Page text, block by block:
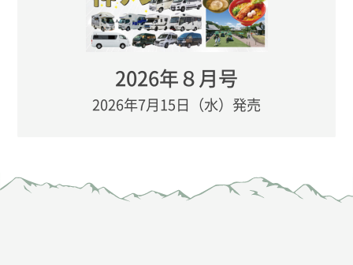
2026年８月号
2026年7月15日（水）発売